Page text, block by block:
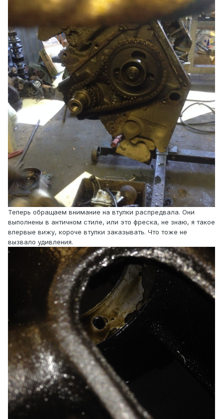
Теперь обращаем внимание на втулки распредвала. Они
выполнены в античном стиле, или это фреска, не знаю, я такое
впервые вижу, короче втулки заказывать. Что тоже не
вызвало удивления.